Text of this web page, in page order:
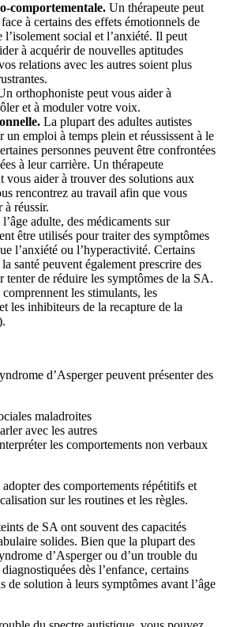
comportementale. Un thérapeute peut
à certains des effets émotionnels de
l’isolement social et l’anxiété. Il peut
à acquérir de nouvelles aptitudes
relations avec les autres soient plus
orthophoniste peut vous aider à
et à moduler votre voix.
La plupart des adultes autistes
un emploi à temps plein et réussissent à le
personnes peuvent être confrontées
à leur carrière. Un thérapeute
vous aider à trouver des solutions aux
rencontrez au travail afin que vous
à réussir.
adulte, des médicaments sur
être utilisés pour traiter des symptômes
l’anxiété ou l’hyperactivité. Certains
santé peuvent également prescrire des
tenter de réduire les symptômes de la SA.
les stimulants, les
les inhibiteurs de la recapture de la
d’Asperger peuvent présenter des
maladroites
avec les autres
les comportements non verbaux
des comportements répétitifs et
sur les routines et les règles.
de SA ont souvent des capacités
solides. Bien que la plupart des
d’Asperger ou d’un trouble du
dès l’enfance, certains
de solution à leurs symptômes avant l’âge